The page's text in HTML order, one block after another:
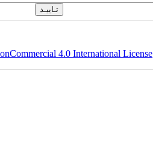
4.0 International License